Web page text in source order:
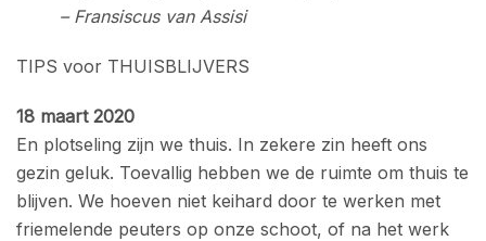
– Fransiscus van Assisi
TIPS voor THUISBLIJVERS
18 maart 2020
En plotseling zijn we thuis. In zekere zin heeft ons
gezin geluk. Toevallig hebben we de ruimte om thuis te
blijven. We hoeven niet keihard door te werken met
friemelende peuters op onze schoot, of na het werk